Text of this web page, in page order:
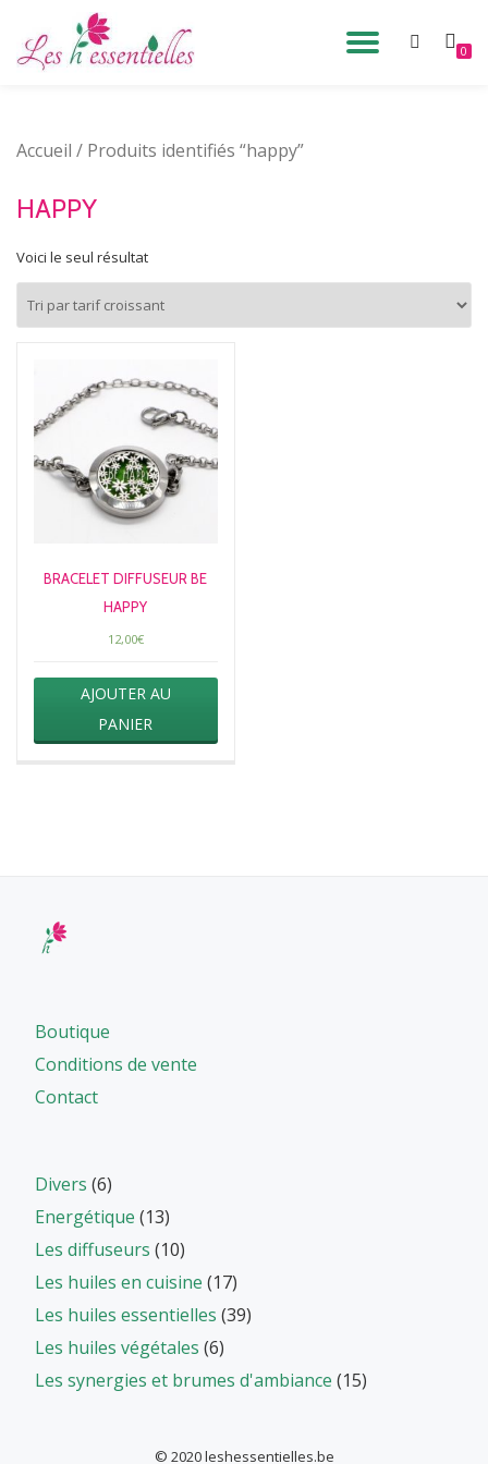
Aller
0
Accueil / Produits identifiés “happy”
HAPPY
Voici le seul résultat
BRACELET DIFFUSEUR BE
HAPPY
12,00€
AJOUTER AU
PANIER
Boutique
Conditions de vente
Contact
Divers (6)
Energétique (13)
Les diffuseurs (10)
Les huiles en cuisine (17)
Les huiles essentielles (39)
Les huiles végétales (6)
Les synergies et brumes d'ambiance (15)
© 2020 leshessentielles.be